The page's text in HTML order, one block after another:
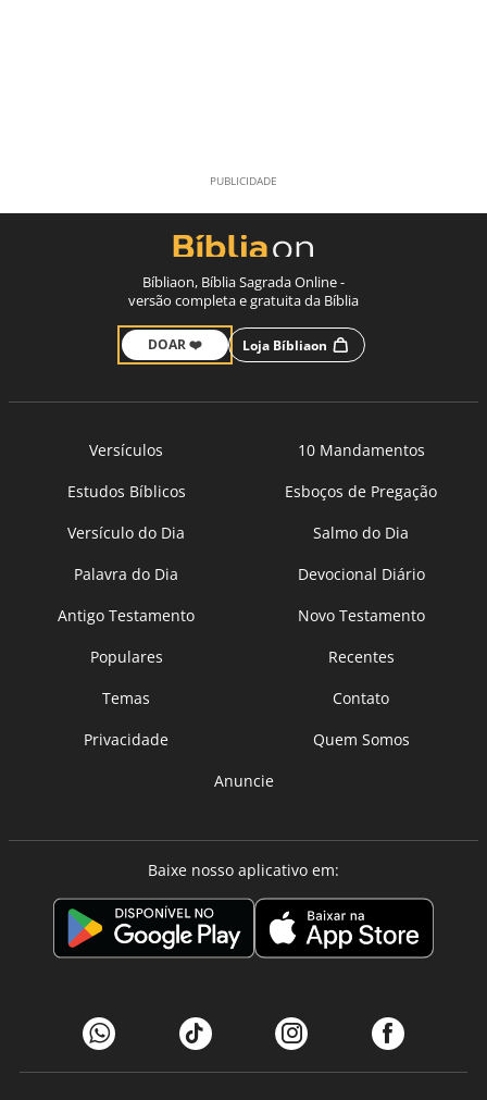
Bíbliaon, Bíblia Sagrada Online -
versão completa e gratuita da Bíblia
DOAR ❤️ Loja Bíbliaon
Versículos
10 Mandamentos
Estudos Bíblicos
Esboços de Pregação
Versículo do Dia
Salmo do Dia
Palavra do Dia
Devocional Diário
Antigo Testamento
Novo Testamento
Populares
Recentes
Temas
Contato
Privacidade
Quem Somos
Anuncie
Baixe nosso aplicativo em: